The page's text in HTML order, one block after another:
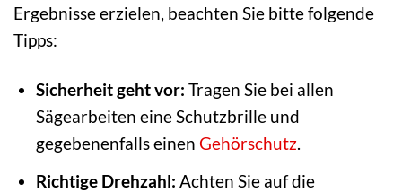
Ergebnisse erzielen, beachten Sie bitte folgende
Tipps:
Sicherheit geht vor: Tragen Sie bei allen
Sägearbeiten eine Schutzbrille und
gegebenenfalls einen Gehörschutz.
Richtige Drehzahl: Achten Sie auf die